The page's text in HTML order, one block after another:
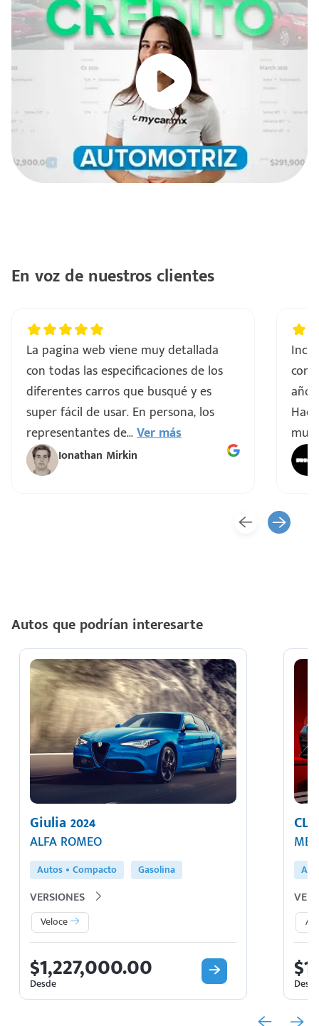
En voz de nuestros clientes
La pagina web viene muy detallada
con todas las especificaciones de los
diferentes carros que busqué y es
super fácil de usar. En persona, los
representantes de...Ver más
Ionathan Mirkin
muy
Autos que podrían interesarte
Giulia 2024
ALFA ROMEO
Autos Compacto Gasolina
VERSIONES
Veloce
$1,227,000.00
Desde